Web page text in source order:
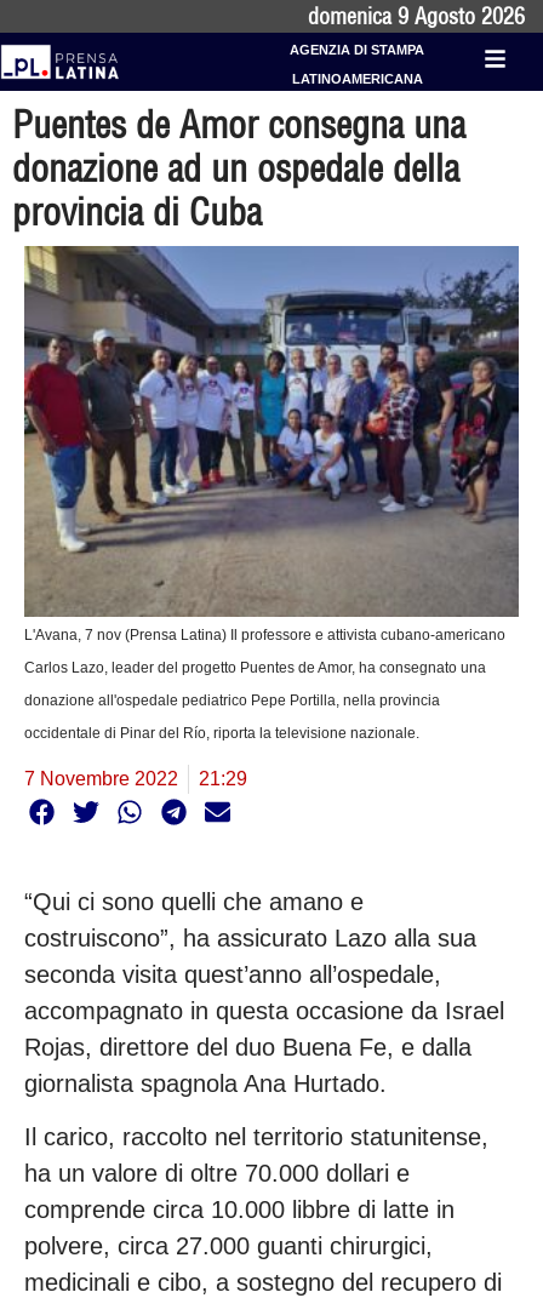
domenica 9 Agosto 2026
AGENZIA DI STAMPA
LATINOAMERICANA
Puentes de Amor consegna una
donazione ad un ospedale della
provincia di Cuba
L'Avana, 7 nov (Prensa Latina) Il professore e attivista cubano-americano
Carlos Lazo, leader del progetto Puentes de Amor, ha consegnato una
donazione all'ospedale pediatrico Pepe Portilla, nella provincia
occidentale di Pinar del Río, riporta la televisione nazionale.
7 Novembre 2022 21:29
“Qui ci sono quelli che amano e
costruiscono”, ha assicurato Lazo alla sua
seconda visita quest’anno all’ospedale,
accompagnato in questa occasione da Israel
Rojas, direttore del duo Buena Fe, e dalla
giornalista spagnola Ana Hurtado.
Il carico, raccolto nel territorio statunitense,
ha un valore di oltre 70.000 dollari e
comprende circa 10.000 libbre di latte in
polvere, circa 27.000 guanti chirurgici,
medicinali e cibo, a sostegno del recupero di